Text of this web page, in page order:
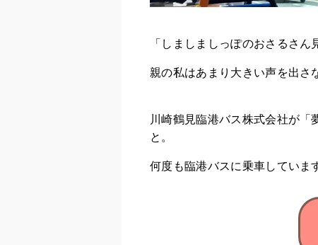
「しましましっぽのおさるさ
親の私はあまり大きい声を出さ
川崎鶴見臨港バス株式会社が「
と。
何度も臨港バスに乗車していま